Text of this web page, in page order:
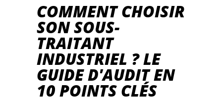
COMMENT CHOISIR
SON SOUS-
TRAITANT
INDUSTRIEL ? LE
GUIDE D'AUDIT EN
10 POINTS CLÉS